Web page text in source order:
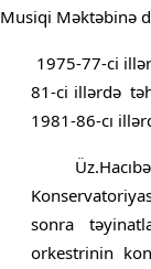
Musiqi Məktəbinə
1975-77-ci
81-ci illərdə
1981-86-cı
sonra
orkestrinin